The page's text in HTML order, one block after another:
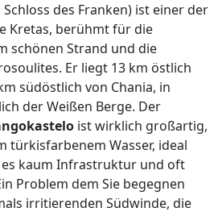
Schloss des Franken) ist einer der
Kretas, berühmt für die
schönen Strand und die
Er liegt 13 km östlich
südöstlich von Chania, in
der Weißen Berge. Der
ist wirklich großartig,
türkisfarbenem Wasser, ideal
kaum Infrastruktur und oft
Problem dem Sie begegnen
irritierenden Südwinde, die